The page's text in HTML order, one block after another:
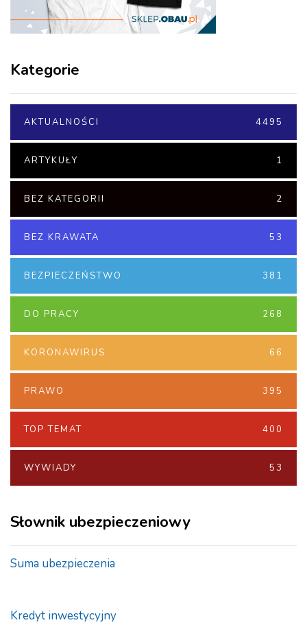
Kategorie
AKTUALNOŚCI 4495
ARTYKUŁY 1
BEZ KATEGORII 2
BEZ KRAWATA 53
BEZPIECZEŃSTWO 381
DO PRACY 268
KORONAWIRUS 66
PRAWO 395
TOP TEMAT 400
WYWIADY 53
Słownik ubezpieczeniowy
Suma ubezpieczenia
Kredyt inwestycyjny